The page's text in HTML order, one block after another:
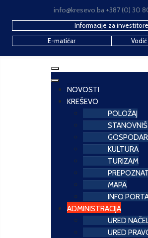
info@kresevo.ba +387 (0) 30
Informacije za investitore
E-matičar
NOVOSTI
KREŠEVO
POLOŽAJ
KULTURA
TURIZAM
MAPA
INFO
ADMINISTRACIJA
URED
URED